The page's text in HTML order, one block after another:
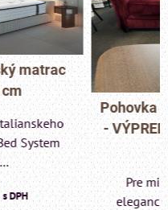
Pohovka LONDON
- VÝPREDAJ
KUSU
Pre milovníkov
elegancie kreslo a